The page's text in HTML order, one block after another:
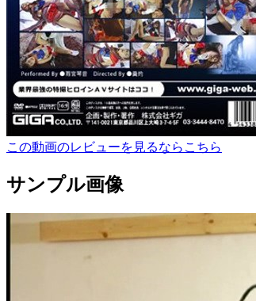
この動画のレビューを見るならこちら
サンプル画像